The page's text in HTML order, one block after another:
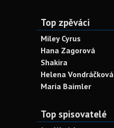
Top zpěváci
Miley Cyrus
Hana Zagorová
Shakira
Helena Vondráčková
Maria Baimler
Top spisovatelé